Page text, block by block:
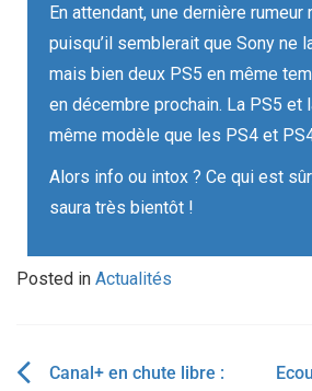
En attendant, une dernière
puisqu’il semblerait que Sony ne
mais bien deux PS5 en même
en décembre prochain. La PS5 et
même modèle que les PS4 et
Alors info ou intox ? Ce qui est sûr
saura très bientôt !
Posted in Actualités
Canal+ en chute libre :